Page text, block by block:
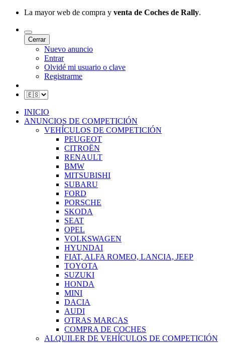
La mayor web de compra y venta de Coches de Rally.
Cerrar
Nuevo anuncio
Entrar
Olvidé mi usuario o clave
Registrarme
INICIO
ANUNCIOS DE COMPETICIÓN
VEHÍCULOS DE COMPETICIÓN
PEUGEOT
CITROËN
RENAULT
BMW
MITSUBISHI
SUBARU
FORD
PORSCHE
SKODA
SEAT
OPEL
VOLKSWAGEN
HYUNDAI
FIAT, ALFA ROMEO, LANCIA, JEEP
TOYOTA
SUZUKI
HONDA
MINI
DACIA
AUDI
OTRAS MARCAS
COMPRA DE COCHES
ALQUILER DE VEHÍCULOS DE COMPETICIÓN